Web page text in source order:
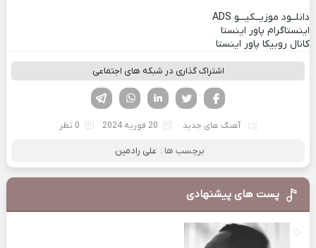
دانلــود موزیــکیـــو ADS
اینستاگرام پاور اینستا
کانال روبیکا پاور اینستا
اشتراک گذاری در شبکه های اجتماعی
لینکدین تویتر
فیسوک
آهنگ های جدید 20 فوریه 2024 0 نظر
برچسب ها : علی رادمین
پست های پیشنهادی